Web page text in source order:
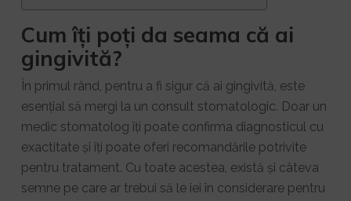
Cum îți poți da seama că ai
gingivită?
În primul rând, pentru a fi sigur că ai gingivită, este
esențial să mergi la un consult stomatologic. Doar un
medic stomatolog îți poate confirma diagnosticul cu
exactitate și îți poate oferi recomandările potrivite
pentru tratament. Cu toate acestea, există și câteva
semne pe care ar trebui să le iei în considerare pentru